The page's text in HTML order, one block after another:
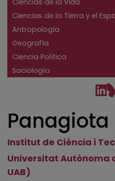
Ciencias de la Vida
Ciencias de la Tierra y el
Antropología
Geografía
Ciencia Política
Sociología
Panagiota
Institut de Ciència i
Universitat Autònoma
UAB)